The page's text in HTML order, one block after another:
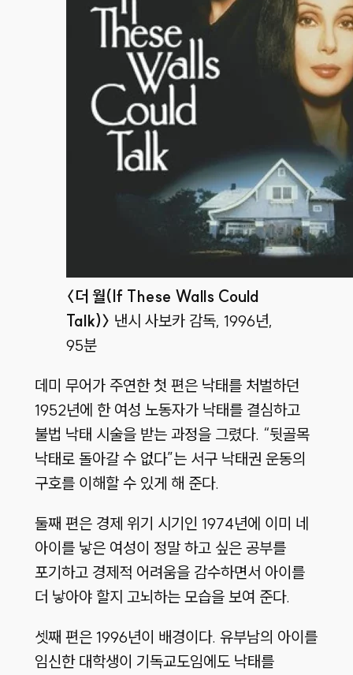
〈더 월(If These Walls Could
Talk)〉 낸시 사보카 감독, 1996년,
95분
데미 무어가 주연한 첫 편은 낙태를 처벌하던
1952년에 한 여성 노동자가 낙태를 결심하고
불법 낙태 시술을 받는 과정을 그렸다. “뒷골목
낙태로 돌아갈 수 없다”는 서구 낙태권 운동의
구호를 이해할 수 있게 해 준다.
둘째 편은 경제 위기 시기인 1974년에 이미 네
아이를 낳은 여성이 정말 하고 싶은 공부를
포기하고 경제적 어려움을 감수하면서 아이를
더 낳아야 할지 고뇌하는 모습을 보여 준다.
셋째 편은 1996년이 배경이다. 유부남의 아이를
임신한 대학생이 기독교도임에도 낙태를